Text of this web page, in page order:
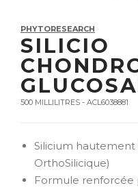
PHYTORESEARCH
SILICIO
500 MILLILITRES - ACL6038881
Silicium
OrthoSilicique)
Formule renforcée